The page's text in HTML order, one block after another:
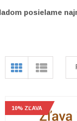
posielame
10% ZĽAVA